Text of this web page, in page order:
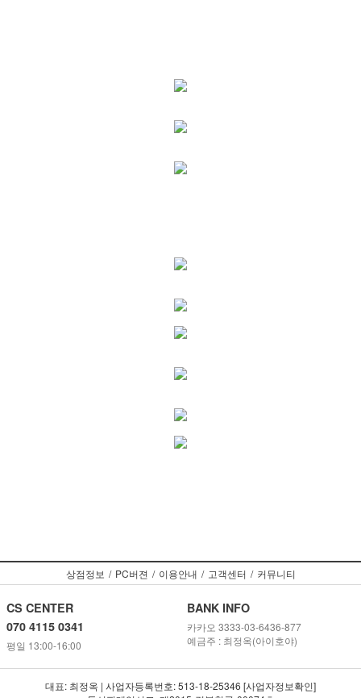
상점정보 / PC버젼 / 이용안내 / 고객센터 / 커뮤니티
CS CENTER
070 4115 0341
평일 13:00-16:00
BANK INFO
카카오 3333-03-6436-877
예금주 : 최정옥(아이호야)
대표: 최정옥 | 사업자등록번호: 513-18-25346 [사업자정보확인]